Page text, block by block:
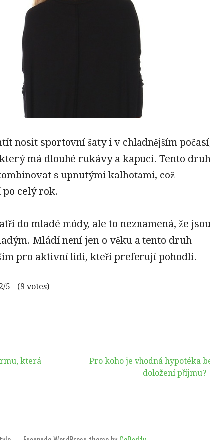
nosit sportovní šaty i v chladnějším
má dlouhé rukávy a kapuci. Tento druh
s upnutými kalhotami, což
po celý rok.
do mladé módy, ale to neznamená, že jsou
Mládí není jen o věku a tento druh
pro aktivní lidi, kteří preferují pohodlí.
5 - (9 votes)
která
Pro koho je vhodná hypotéka
doložení